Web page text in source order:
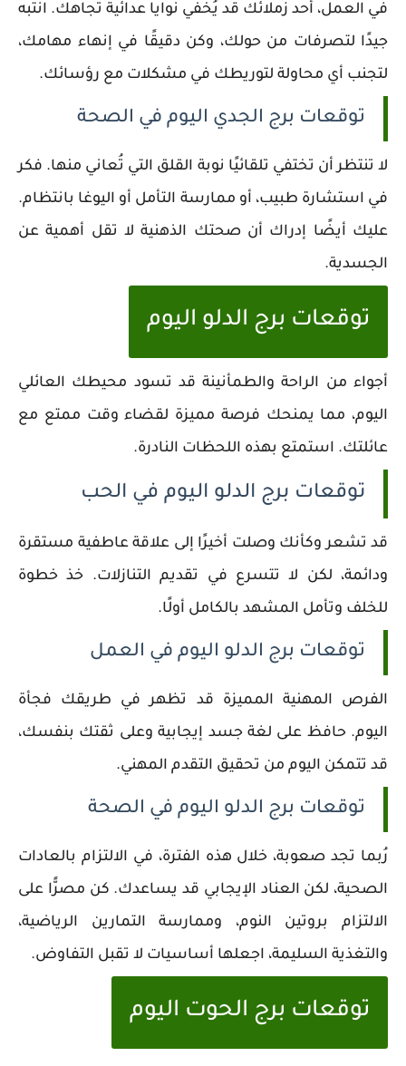
في العمل، أحد زملائك قد يُخفي نوايا عدائية تجاهك. انتبه
جيدًا لتصرفات من حولك، وكن دقيقًا في إنهاء مهامك،
لتجنب أي محاولة لتوريطك في مشكلات مع رؤسائك.
توقعات برج الجدي اليوم في الصحة
لا تنتظر أن تختفي تلقائيًا نوبة القلق التي تُعاني منها. فكر
في استشارة طبيب، أو ممارسة التأمل أو اليوغا بانتظام.
عليك أيضًا إدراك أن صحتك الذهنية لا تقل أهمية عن
الجسدية.
توقعات برج الدلو اليوم
أجواء من الراحة والطمأنينة قد تسود محيطك العائلي
اليوم، مما يمنحك فرصة مميزة لقضاء وقت ممتع مع
عائلتك. استمتع بهذه اللحظات النادرة.
توقعات برج الدلو اليوم في الحب
قد تشعر وكأنك وصلت أخيرًا إلى علاقة عاطفية مستقرة
ودائمة، لكن لا تتسرع في تقديم التنازلات. خذ خطوة
للخلف وتأمل المشهد بالكامل أولًا.
توقعات برج الدلو اليوم في العمل
الفرص المهنية المميزة قد تظهر في طريقك فجأة
اليوم. حافظ على لغة جسد إيجابية وعلى ثقتك بنفسك،
قد تتمكن اليوم من تحقيق التقدم المهني.
توقعات برج الدلو اليوم في الصحة
رُبما تجد صعوبة، خلال هذه الفترة، في الالتزام بالعادات
الصحية، لكن العناد الإيجابي قد يساعدك. كن مصرًّا على
الالتزام بروتين النوم، وممارسة التمارين الرياضية،
والتغذية السليمة، اجعلها أساسيات لا تقبل التفاوض.
توقعات برج الحوت اليوم